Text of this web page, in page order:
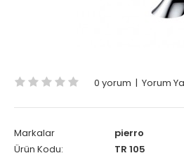
0 yorum | Yorum
Markalar
pierro
Ürün Kodu:
TR 105